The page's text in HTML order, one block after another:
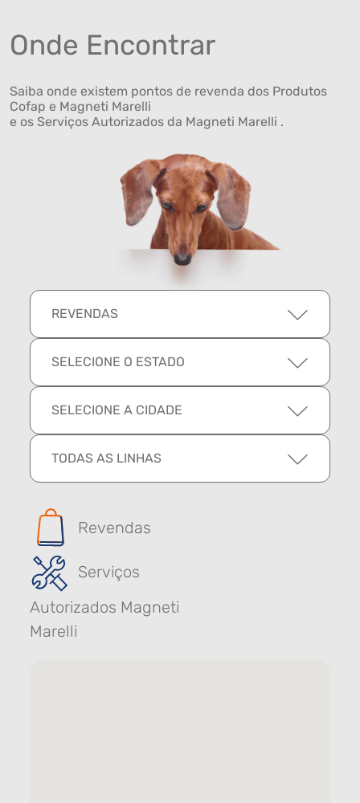
Onde Encontrar
Saiba onde existem pontos de revenda dos Produtos
Cofap e Magneti Marelli
e os Serviços Autorizados da Magneti Marelli .
REVENDAS
SELECIONE O ESTADO
SELECIONE A CIDADE
TODAS AS LINHAS
Revendas
Serviços
Autorizados Magneti
Marelli